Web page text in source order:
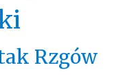
Rzgów